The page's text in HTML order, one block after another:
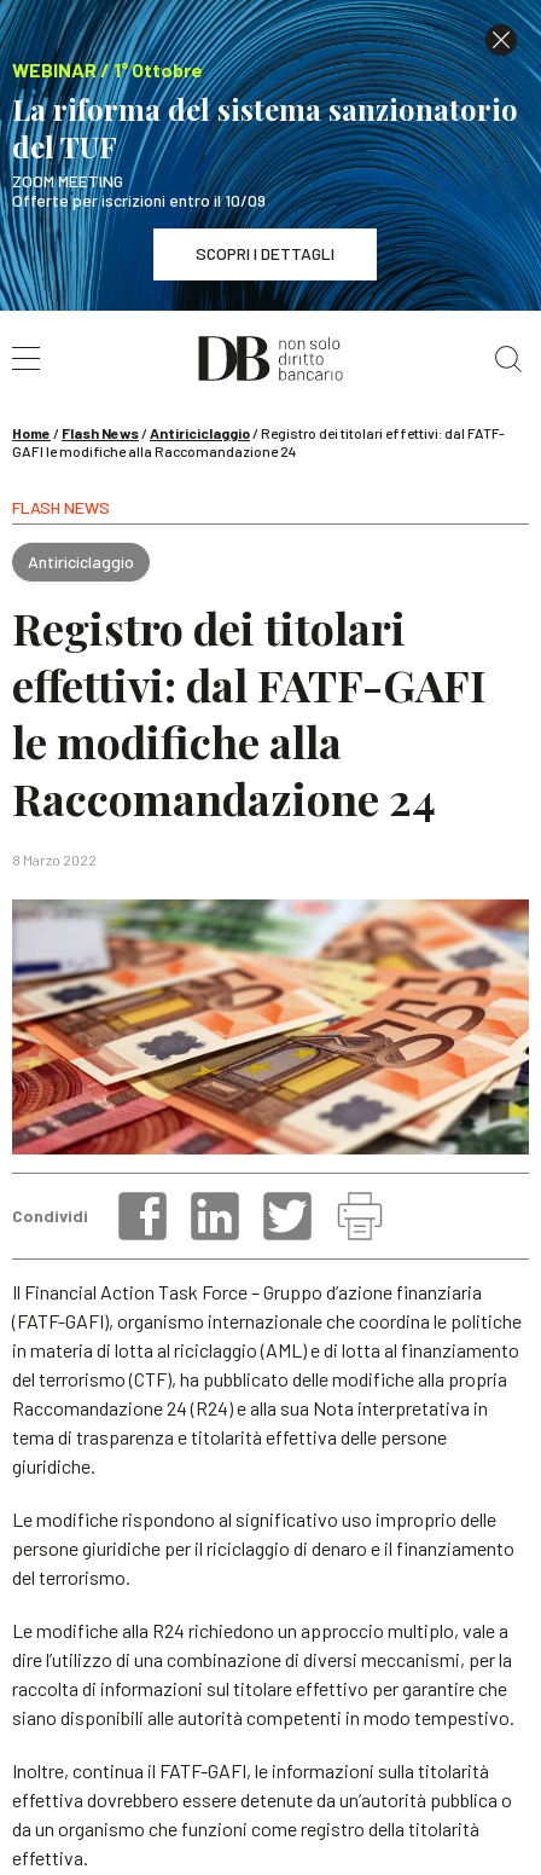
WEBINAR / 1° Ottobre
La riforma del sistema sanzionatorio
del TUF
ZOOM MEETING
Offerte per iscrizioni entro il 10/09
SCOPRI I DETTAGLI
WEBINAR / 1° Ottobre
La riforma del sistema sanzionatorio del TUF
Home / Flash News/Antiriciclaggio/Registro dei titolari effettivi: dal FATF-
GAFI le modifiche alla Raccomandazione 24
FLASH NEWS
Antiriciclaggio
Registro dei titolari
effettivi: dal FATF-GAFI
le modifiche alla
Raccomandazione 24
8 Marzo 2022
Condividi
Il Financial Action Task Force – Gruppo d’azione finanziaria
(FATF-GAFI), organismo internazionale che coordina le politiche
in materia di lotta al riciclaggio (AML) e di lotta al finanziamento
del terrorismo (CTF), ha pubblicato delle modifiche alla propria
Raccomandazione 24 (R24) e alla sua Nota interpretativa in
tema di trasparenza e titolarità effettiva delle persone
giuridiche.
Le modifiche rispondono al significativo uso improprio delle
persone giuridiche per il riciclaggio di denaro e il finanziamento
del terrorismo.
Le modifiche alla R24 richiedono un approccio multiplo, vale a
dire l’utilizzo di una combinazione di diversi meccanismi, per la
raccolta di informazioni sul titolare effettivo per garantire che
siano disponibili alle autorità competenti in modo tempestivo.
Inoltre, continua il FATF-GAFI, le informazioni sulla titolarità
effettiva dovrebbero essere detenute da un’autorità pubblica o
da un organismo che funzioni come registro della titolarità
effettiva.